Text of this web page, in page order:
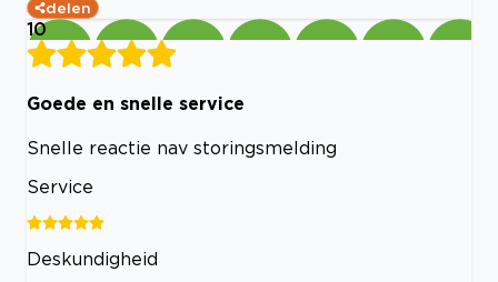
delen
10
Goede en snelle service
Snelle reactie nav storingsmelding
Service
Deskundigheid